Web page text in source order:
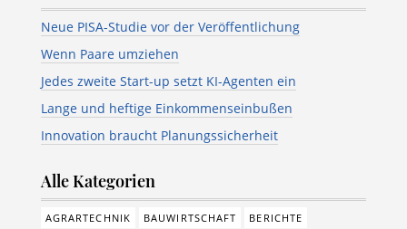
Neue PISA-Studie vor der Veröffentlichung
Wenn Paare umziehen
Jedes zweite Start-up setzt KI-Agenten ein
Lange und heftige Einkommenseinbußen
Innovation braucht Planungssicherheit
Alle Kategorien
AGRARTECHNIK BAUWIRTSCHAFT
BERICHTE